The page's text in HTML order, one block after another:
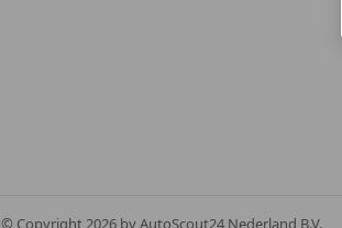
© Copyright 2026 by AutoScout24 Nederland B.V.